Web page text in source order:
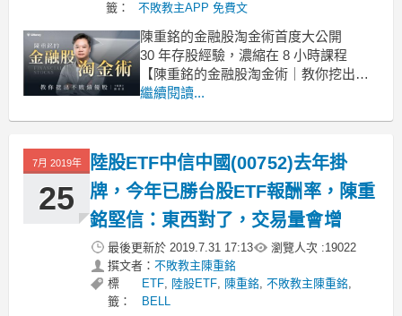
籤：
不敗教主APP 免費文
陳重銘的金融股淘金術首度大公開
30 年存股經驗，濃縮在 8 小時課程
【陳重銘的金融股淘金術｜教你挖出不
敗績優股】是陳重銘老師首次針對金融
間與財報數據搏鬥的精華，全都累積在
這 8 小時課程裡！
8小時的課程
繼續閱讀...
7月 2019年
25
陸股ETF中信中國(00752)去年掛
牌，今年已勝台股ETF報酬率，陳重
銘堅信：東西對了，交易量會增
最後更新於 2019.7.31 17:13 瀏覽人次 :19022
撰文者： 不敗教主陳重銘
標
籤：
ETF, 陸股ETF, 陳重銘, 不敗教主陳重銘,
BELL